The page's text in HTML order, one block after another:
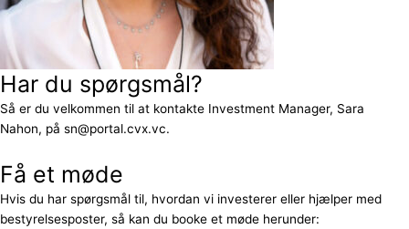
Har du spørgsmål?
Så er du velkommen til at kontakte Investment Manager, Sara
Nahon, på sn@portal.cvx.vc.
Få et møde
Hvis du har spørgsmål til, hvordan vi investerer eller hjælper med
bestyrelsesposter, så kan du booke et møde herunder: